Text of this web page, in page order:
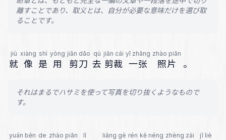
離すことであり、取义とは、自分が必要な意味だけを選び取
ることです。
jiù
就
xiàng
像
shì
是
yòng
用
jiǎn dāo
剪刀
qù
去
jiǎn cái
剪裁
yī zhāng
一张
zhào piān
照片 。
それはまるでハサミを使って写真を切り抜くようなもので
す。
yuán běn de zhào piān lǐ liǎng gè rén kě néng zhèng zài jī liè